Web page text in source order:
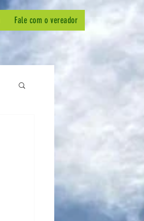
Fale com o vereador